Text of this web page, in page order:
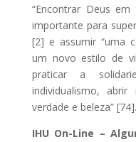
“Encontrar Deus
importante para
[2] e assumir “uma
um novo estilo de
praticar a
individualismo,
verdade e beleza” [74].
IHU On-Line –